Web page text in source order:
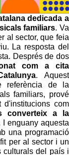
dedicada a
familiars. Va
al sector, que feia
La resposta del
Després de dos
com a cita
. Aquest
referència de la
familiars, prové
d'institucions com
converteix a la
I enguany aquesta
una programació
per al sector i un
culturals del país i